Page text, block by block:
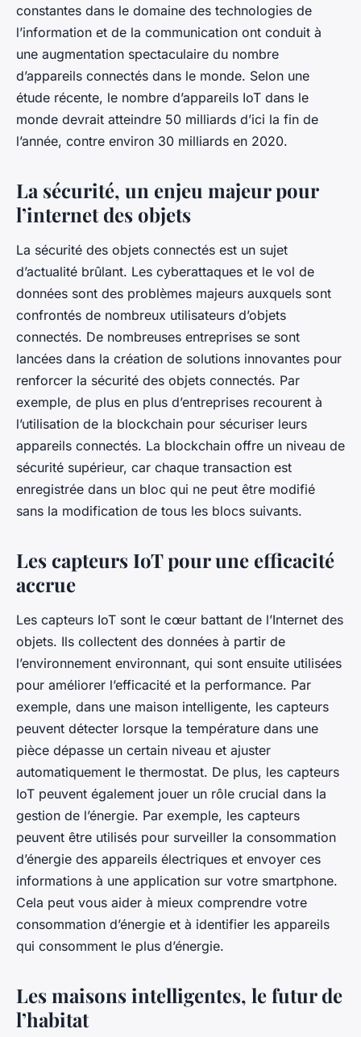
constantes dans le domaine des technologies de
l’information et de la communication ont conduit à
une augmentation spectaculaire du nombre
d’appareils connectés dans le monde. Selon une
étude récente, le nombre d’appareils IoT dans le
monde devrait atteindre 50 milliards d’ici la fin de
l’année, contre environ 30 milliards en 2020.
La sécurité, un enjeu majeur pour
l’internet des objets
La sécurité des objets connectés est un sujet
d’actualité brûlant. Les cyberattaques et le vol de
données sont des problèmes majeurs auxquels sont
confrontés de nombreux utilisateurs d’objets
connectés. De nombreuses entreprises se sont
lancées dans la création de solutions innovantes pour
renforcer la sécurité des objets connectés. Par
exemple, de plus en plus d’entreprises recourent à
l’utilisation de la blockchain pour sécuriser leurs
appareils connectés. La blockchain offre un niveau de
sécurité supérieur, car chaque transaction est
enregistrée dans un bloc qui ne peut être modifié
sans la modification de tous les blocs suivants.
Les capteurs IoT pour une efficacité
accrue
Les capteurs IoT sont le cœur battant de l’Internet des
objets. Ils collectent des données à partir de
l’environnement environnant, qui sont ensuite utilisées
pour améliorer l’efficacité et la performance. Par
exemple, dans une maison intelligente, les capteurs
peuvent détecter lorsque la température dans une
pièce dépasse un certain niveau et ajuster
automatiquement le thermostat. De plus, les capteurs
IoT peuvent également jouer un rôle crucial dans la
gestion de l’énergie. Par exemple, les capteurs
peuvent être utilisés pour surveiller la consommation
d’énergie des appareils électriques et envoyer ces
informations à une application sur votre smartphone.
Cela peut vous aider à mieux comprendre votre
consommation d’énergie et à identifier les appareils
qui consomment le plus d’énergie.
Les maisons intelligentes, le futur de
l’habitat